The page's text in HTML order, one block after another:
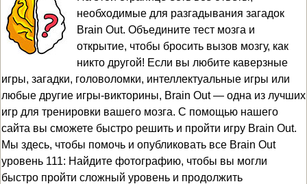
необходимые для разгадывания загадок
Brain Out. Объедините тест мозга и
открытие, чтобы бросить вызов мозгу, как
никто другой! Если вы любите каверзные
игры, загадки, головоломки, интеллектуальные игры или
любые другие игры-викторины, Brain Out — одна из лучших
игр для тренировки вашего мозга. С помощью нашего
сайта вы сможете быстро решить и пройти игру Brain Out.
Мы здесь, чтобы помочь и опубликовать все Brain Out
уровень 111: Найдите фотографию, чтобы вы могли
быстро пройти сложный уровень и продолжить